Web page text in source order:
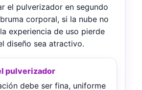
el pulverizador en segundo
corporal, si la nube no
experiencia de uso pierde
diseño sea atractivo.
pulverizador
debe ser fina, uniforme